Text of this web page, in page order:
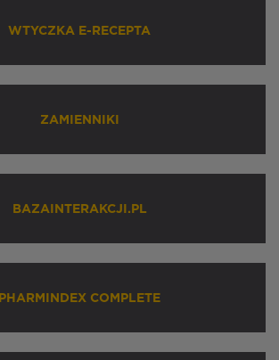
WTYCZKA E-RECEPTA
ZAMIENNIKI
BAZAINTERAKCJI.PL
PHARMINDEX COMPLETE